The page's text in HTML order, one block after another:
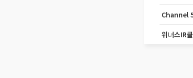
Channel
위너스IR